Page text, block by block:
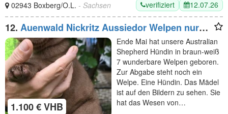
02943 Boxberg/O.L. - Sachsen verifiziert 12.07.26
12. Auenwald Nickritz Aussiedor Welpen nur
noch ein Mädchen frei
1.100 € VHB
Ende Mai hat unsere Australian
Shepherd Hündin in braun-weiß
7 wunderbare Welpen geboren.
Zur Abgabe steht noch ein
Welpe. Eine Hündin. Das Mädel
ist auf den Bildern zu sehen. Sie
hat das Wesen von…